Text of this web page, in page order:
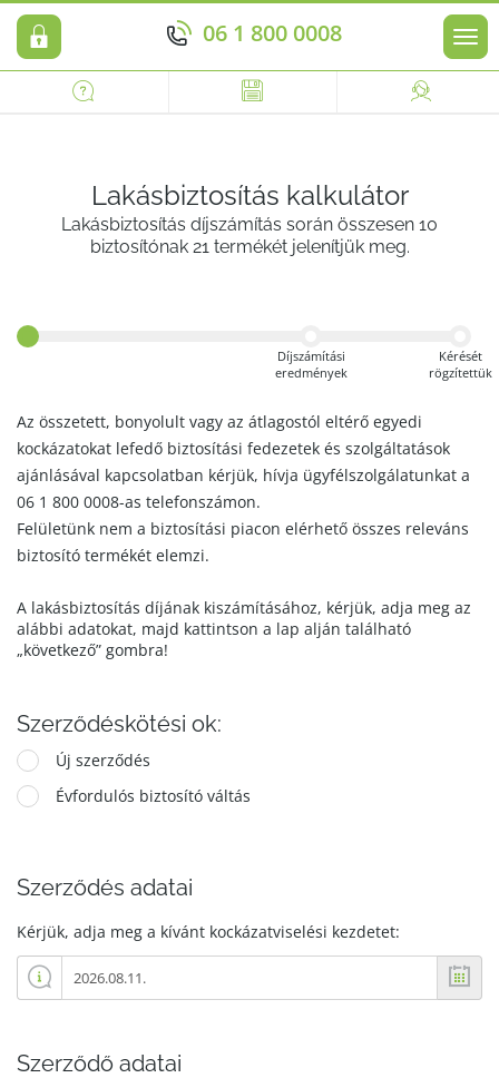
06 1 800 0008
Lakásbiztosítás kalkulátor
Lakásbiztosítás díjszámítás során összesen 10
biztosítónak 21 termékét jelenítjük meg.
Díjszámítási
eredmények
Kérését
rögzítettük
Az összetett, bonyolult vagy az átlagostól eltérő egyedi
kockázatokat lefedő biztosítási fedezetek és szolgáltatások
ajánlásával kapcsolatban kérjük, hívja ügyfélszolgálatunkat a
06 1 800 0008-as telefonszámon.
Felületünk nem a biztosítási piacon elérhető összes releváns
biztosító termékét elemzi.
A lakásbiztosítás díjának kiszámításához, kérjük, adja meg az
alábbi adatokat, majd kattintson a lap alján található
„következő” gombra!
Szerződéskötési ok:
Új szerződés
Évfordulós biztosító váltás
Szerződés adatai
Kérjük, adja meg a kívánt kockázatviselési kezdetet:
Szerződő adatai